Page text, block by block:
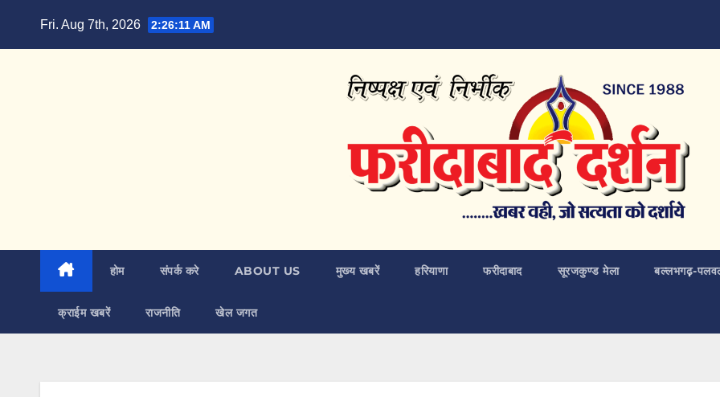
Fri. Aug 7th, 2026 2:26:12 AM
होम संपर्क करे ABOUT US मुख्य खबरें हरियाणा फरीदाबाद सूरजकुण्ड मेला बल्लभगढ़़-
क्राईम खबरें राजनीति खेल जगत